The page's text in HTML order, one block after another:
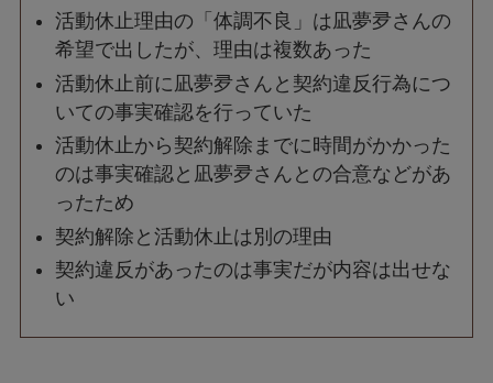
活動休止理由の「体調不良」は凪夢夛さんの
希望で出したが、理由は複数あった
活動休止前に凪夢夛さんと契約違反行為につ
いての事実確認を行っていた
活動休止から契約解除までに時間がかかった
のは事実確認と凪夢夛さんとの合意などがあ
ったため
契約解除と活動休止は別の理由
契約違反があったのは事実だが内容は出せな
い